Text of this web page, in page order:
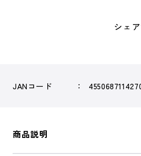
シェ
JANコード
商品説明